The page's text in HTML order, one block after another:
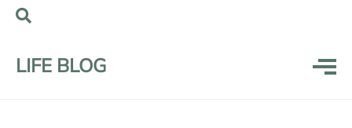
LIFE BLOG